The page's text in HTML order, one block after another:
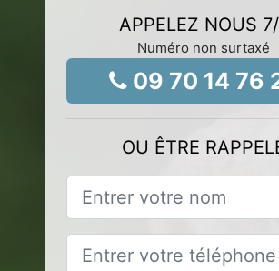
APPELEZ NOUS
Numéro non surtaxé
09 70 14 76
OU ÊTRE